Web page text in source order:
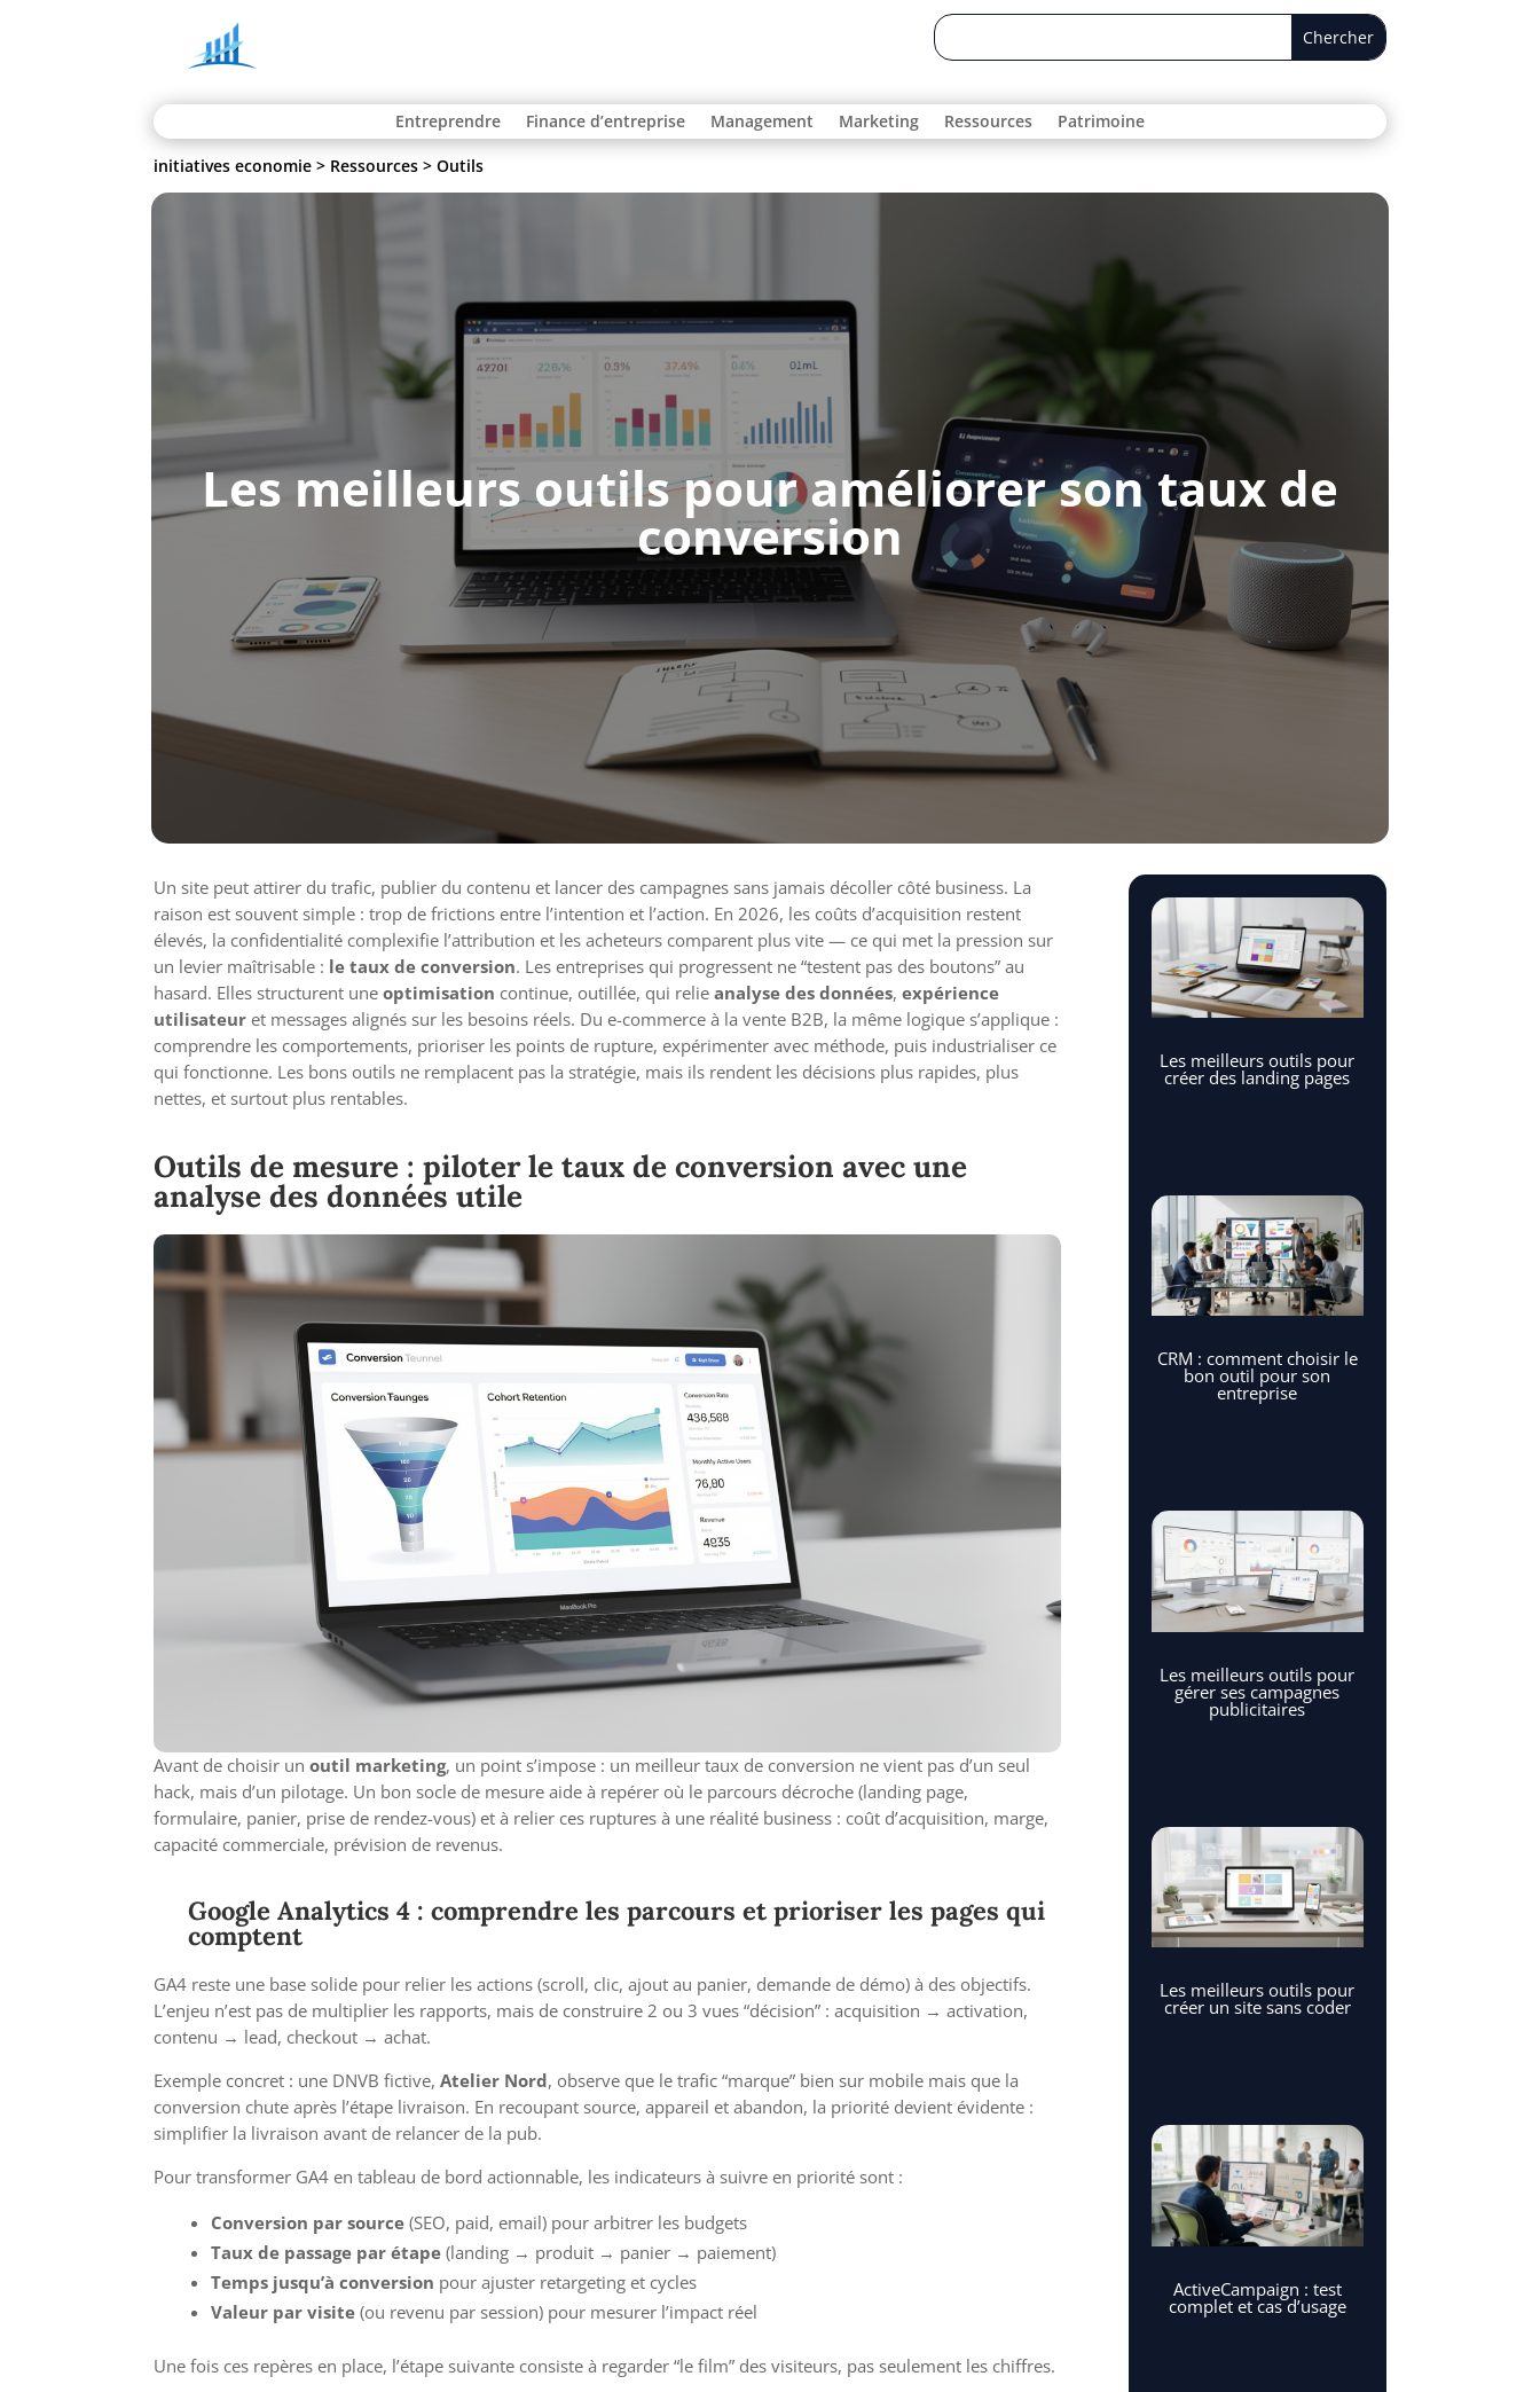
Entreprendre Finance d’entreprise Management Marketing Ressources Patrimoine
initiatives economie > Ressources >Outils
Les meilleurs outils pour améliorer son taux de
conversion
Un site peut attirer du trafic, publier du contenu et lancer des campagnes sans jamais décoller côté business. La
raison est souvent simple : trop de frictions entre l’intention et l’action. En 2026, les coûts d’acquisition restent
élevés, la confidentialité complexifie l’attribution et les acheteurs comparent plus vite — ce qui met la pression sur
un levier maîtrisable : le taux de conversion. Les entreprises qui progressent ne “testent pas des boutons” au
hasard. Elles structurent uneoptimisation continue, outillée, qui relieanalyse des données,expérience
utilisateur et messages alignés sur les besoins réels. Du e-commerce à la vente B2B, la même logique s’applique :
comprendre les comportements, prioriser les points de rupture, expérimenter avec méthode, puis industrialiser ce
qui fonctionne. Les bons outils ne remplacent pas la stratégie, mais ils rendent les décisions plus rapides, plus
nettes, et surtout plus rentables.
Outils de mesure : piloter le taux de conversion avec une
analyse des données utile
Avant de choisir unoutil marketing, un point s’impose : un meilleur taux de conversion ne vient pas d’un seul
hack, mais d’un pilotage. Un bon socle de mesure aide à repérer où le parcours décroche (landing page,
formulaire, panier, prise de rendez-vous) et à relier ces ruptures à une réalité business : coût d’acquisition, marge,
capacité commerciale, prévision de revenus.
Google Analytics 4 : comprendre les parcours et prioriser les pages qui
comptent
GA4 reste une base solide pour relier les actions (scroll, clic, ajout au panier, demande de démo) à des objectifs.
L’enjeu n’est pas de multiplier les rapports, mais de construire 2 ou 3 vues “décision” : acquisition → activation,
contenu → lead, checkout → achat.
Exemple concret : une DNVB fictive,Atelier Nord, observe que le trafic “marque” bien sur mobile mais que la
conversion chute après l’étape livraison. En recoupant source, appareil et abandon, la priorité devient évidente :
simplifier la livraison avant de relancer de la pub.
Pour transformer GA4 en tableau de bord actionnable, les indicateurs à suivre en priorité sont :
Conversion par source (SEO, paid, email) pour arbitrer les budgets
Taux de passage par étape (landing → produit → panier → paiement)
Temps jusqu’à conversion pour ajuster retargeting et cycles
Valeur par visite (ou revenu par session) pour mesurer l’impact réel
Une fois ces repères en place, l’étape suivante consiste à regarder “le film” des visiteurs, pas seulement les chiffres.
Les meilleurs outils pour
créer des landing pages
CRM : comment choisir le
bon outil pour son
entreprise
Les meilleurs outils pour
gérer ses campagnes
publicitaires
Les meilleurs outils pour
créer un site sans coder
ActiveCampaign : test
complet et cas d’usage